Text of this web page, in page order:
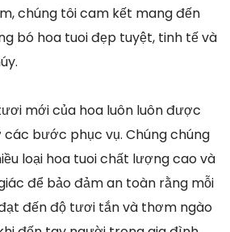
chúng tôi cam kết mang đến
bó hoa tuoi đẹp tuyệt, tinh tế và
mới của hoa luôn luôn được
bước phục vụ. Chúng chúng
loại hoa tuoi chất lượng cao và
để bảo đảm an toàn rằng mỗi
đến độ tươi tắn và thơm ngào